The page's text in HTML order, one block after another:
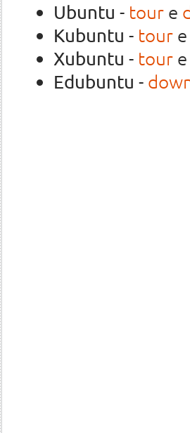
Ubuntu - tour e
Kubuntu - tour e
Xubuntu - tour e
Edubuntu -